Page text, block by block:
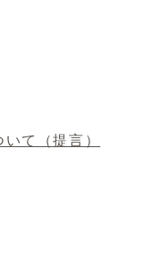
て（提言）